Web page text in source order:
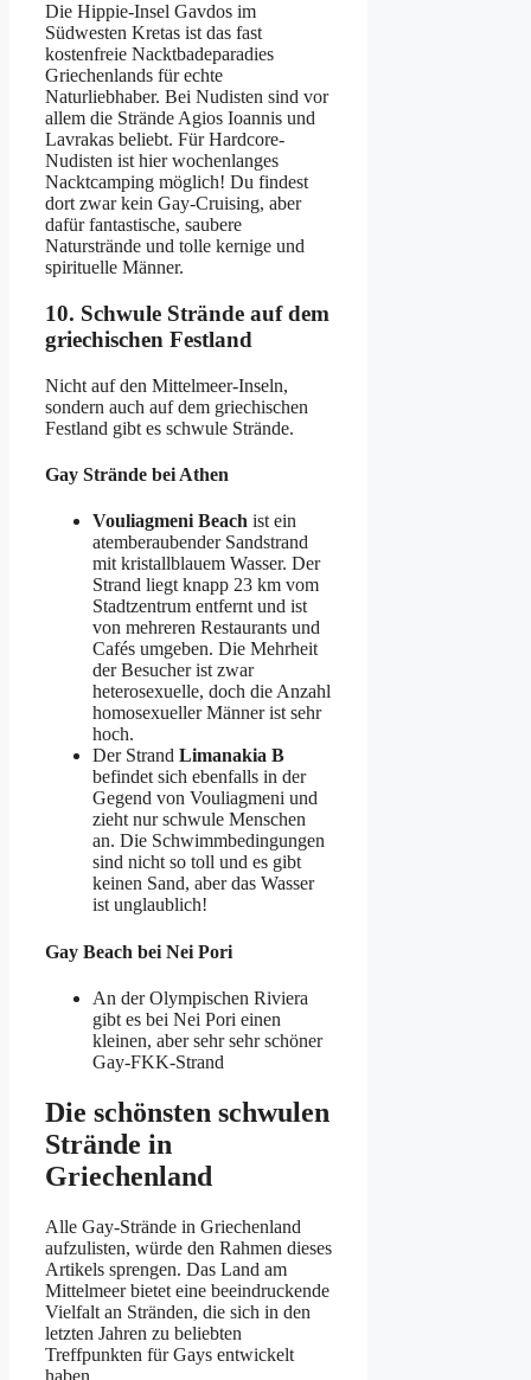
Die Hippie-Insel Gavdos im
Südwesten Kretas ist das fast
kostenfreie Nacktbadeparadies
Griechenlands für echte
Naturliebhaber. Bei Nudisten sind vor
allem die Strände Agios Ioannis und
Lavrakas beliebt. Für Hardcore-
Nudisten ist hier wochenlanges
Nacktcamping möglich! Du findest
dort zwar kein Gay-Cruising, aber
dafür fantastische, saubere
Naturstrände und tolle kernige und
spirituelle Männer.
10. Schwule Strände auf dem
griechischen Festland
Nicht auf den Mittelmeer-Inseln,
sondern auch auf dem griechischen
Festland gibt es schwule Strände.
Gay Strände bei Athen
Vouliagmeni Beach ist ein
atemberaubender Sandstrand
mit kristallblauem Wasser. Der
Strand liegt knapp 23 km vom
Stadtzentrum entfernt und ist
von mehreren Restaurants und
Cafés umgeben. Die Mehrheit
der Besucher ist zwar
heterosexuelle, doch die Anzahl
homosexueller Männer ist sehr
hoch.
Der Strand Limanakia B
befindet sich ebenfalls in der
Gegend von Vouliagmeni und
zieht nur schwule Menschen
an. Die Schwimmbedingungen
sind nicht so toll und es gibt
keinen Sand, aber das Wasser
ist unglaublich!
Gay Beach bei Nei Pori
An der Olympischen Riviera
gibt es bei Nei Pori einen
kleinen, aber sehr sehr schöner
Gay-FKK-Strand
Die schönsten schwulen
Strände in
Griechenland
Alle Gay-Strände in Griechenland
aufzulisten, würde den Rahmen dieses
Artikels sprengen. Das Land am
Mittelmeer bietet eine beeindruckende
Vielfalt an Stränden, die sich in den
letzten Jahren zu beliebten
Treffpunkten für Gays entwickelt
haben.